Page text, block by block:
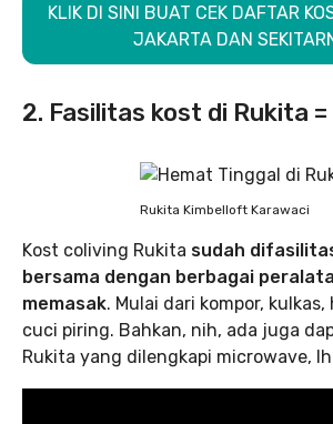
KLIK DI SINI BUAT CEK DAFTAR
JAKARTA DAN
2. Fasilitas kost di Rukita =
Rukita Kimbelloft Karawaci
Kost coliving Rukita sudah
bersama dengan berbagai
memasak. Mulai dari kompor,
cuci piring. Bahkan, nih, ada juga
Rukita yang dilengkapi microwave,